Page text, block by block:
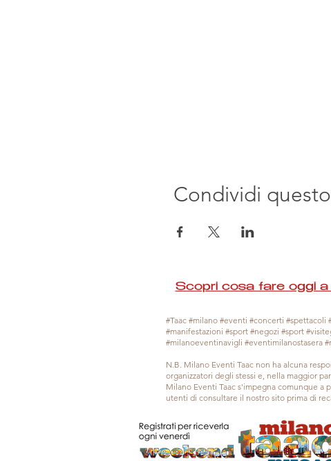
Condividi
Scopri cosa fare oggi a
#Taac #milano #eventi #concerti
#manifestazioni #sport #negozi #sport
#milanoeventinavigli #eventimilanostasera
N.B. Milano Eventi Taac non ha alcuna
organizzatori degli stessi e, nella maggior
Milano Eventi Taac s'impegna comunque a
utenti di consultare il nostro sito prima di